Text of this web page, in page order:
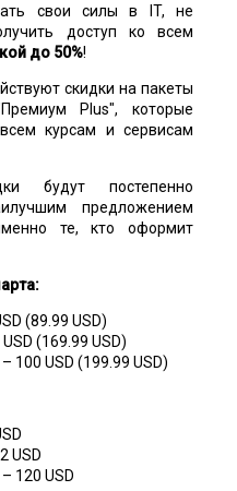
свои силы в IT, не
доступ ко всем
до 50%!
скидки на пакеты
Plus", которые
курсам и сервисам
будут постепенно
предложением
те, кто оформит
(89.99 USD)
(169.99 USD)
– 100 USD (199.99 USD)
USD
– 120 USD